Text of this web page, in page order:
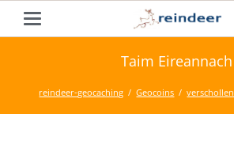
Taim Eireannach
reindeer-geocaching Geocoins verschollen